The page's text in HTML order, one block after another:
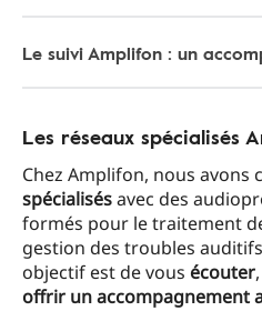
Le suivi Amplifon : un
Les réseaux spécialisés
Chez Amplifon, nous avons
spécialisésavec des
formés pour le traitement
gestion des troubles
objectif est de vous écouter
offrir un accompagnement